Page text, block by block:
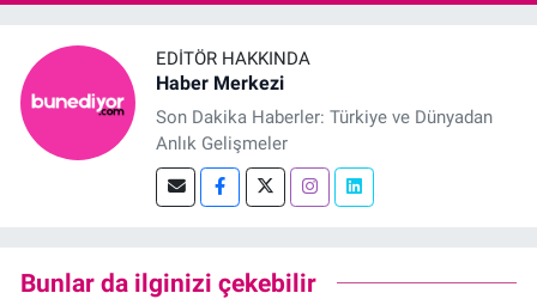
EDITÖR HAKKINDA
Haber Merkezi
Son Dakika Haberler: Türkiye ve Dünyadan
Anlık Gelişmeler
Bunlar da ilginizi çekebilir